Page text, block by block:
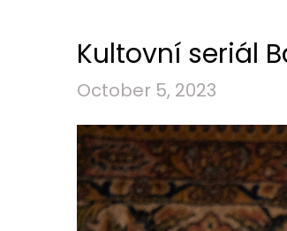
Kultovní seriál
October 5, 2023